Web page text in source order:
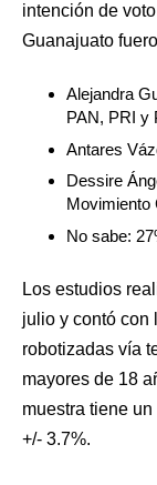
intención de
Guanajuato
Alejandra
PAN, PRI y
Antares
Dessire
Movimiento
No sabe:
Los estudios
julio y contó con
robotizadas vía
mayores de 18
muestra tiene
+/- 3.7%.